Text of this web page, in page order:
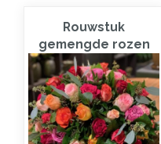
Rouwstuk
gemengde rozen